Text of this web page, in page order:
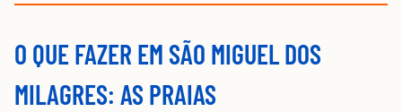
O QUE FAZER EM SÃO MIGUEL DOS
MILAGRES: AS PRAIAS